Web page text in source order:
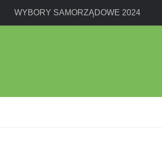
WYBORY SAMORZĄDOWE 2024